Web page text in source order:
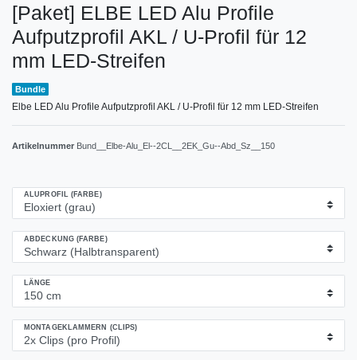
[Paket] ELBE LED Alu Profile
Aufputzprofil AKL / U-Profil für 12
mm LED-Streifen
Bundle
Elbe LED Alu Profile Aufputzprofil AKL / U-Profil für 12 mm LED-Streifen
Artikelnummer Bund__Elbe-Alu_El--2CL__2EK_Gu--Abd_Sz__150
ALUPROFIL (FARBE)
ABDECKUNG (FARBE)
LÄNGE
MONTAGEKLAMMERN (CLIPS)